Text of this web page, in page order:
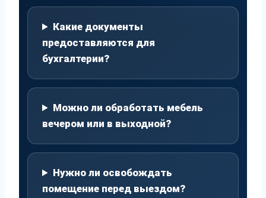
Какие документы
предоставляются для
бухгалтерии?
Можно ли обработать мебель
вечером или в выходной?
Нужно ли освобождать
помещение перед выездом?